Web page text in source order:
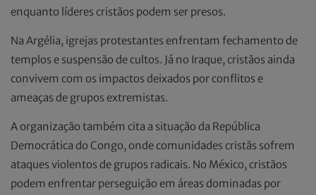
enquanto líderes cristãos podem ser presos.
Na Argélia, igrejas protestantes enfrentam fechamento de
templos e suspensão de cultos. Já no Iraque, cristãos ainda
convivem com os impactos deixados por conflitos e
ameaças de grupos extremistas.
A organização também cita a situação da República
Democrática do Congo, onde comunidades cristãs sofrem
ataques violentos de grupos radicais. No México, cristãos
podem enfrentar perseguição em áreas dominadas por